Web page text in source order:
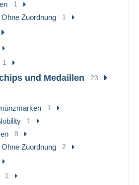
1
Zuordnung 1
1
und Medaillen 23
1
1
8
Zuordnung 2
1